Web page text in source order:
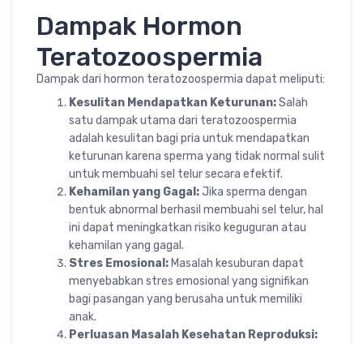
Dampak Hormon
Teratozoospermia
Dampak dari hormon teratozoospermia dapat meliputi:
Kesulitan Mendapatkan Keturunan:Salah
satu dampak utama dari teratozoospermia
adalah kesulitan bagi pria untuk mendapatkan
keturunan karena sperma yang tidak normal sulit
untuk membuahi sel telur secara efektif.
Kehamilan yang Gagal:Jika sperma dengan
bentuk abnormal berhasil membuahi sel telur, hal
ini dapat meningkatkan risiko keguguran atau
kehamilan yang gagal.
Stres Emosional: Masalah kesuburan dapat
menyebabkan stres emosional yang signifikan
bagi pasangan yang berusaha untuk memiliki
anak.
Perluasan Masalah Kesehatan Reproduksi: